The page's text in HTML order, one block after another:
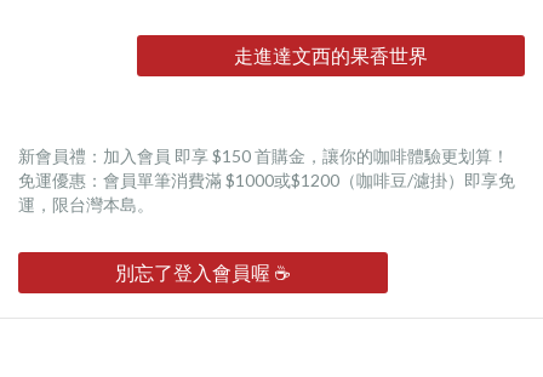
走進達文西的果香世界
新會員禮：加入會員 即享 $150 首購金，讓你的咖啡體驗更划算！
免運優惠：會員單筆消費滿 $1000或$1200（咖啡豆/濾掛）即享免
運，限台灣本島。
別忘了登入會員喔 ☕